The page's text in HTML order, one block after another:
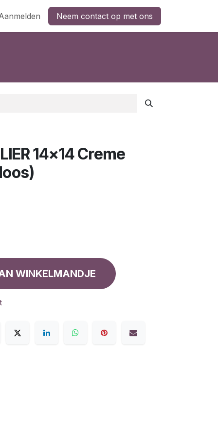
Neem contact op met ons
14x14 Creme
WINKELMANDJE